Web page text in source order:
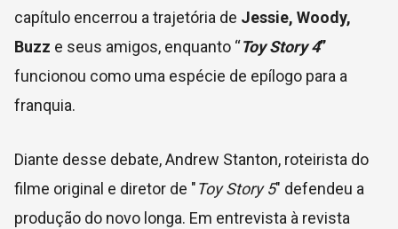
capítulo encerrou a trajetória de Jessie, Woody,
Buzz e seus amigos, enquanto “Toy Story 4”
funcionou como uma espécie de epílogo para a
franquia.
Diante desse debate, Andrew Stanton, roteirista do
filme original e diretor de "Toy Story 5" defendeu a
produção do novo longa. Em entrevista à revista